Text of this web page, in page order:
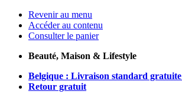
Revenir au menu
Accéder au contenu
Consulter le panier
Beauté, Maison & Lifestyle
Belgique : Livraison standard gratuite
Retour gratuit